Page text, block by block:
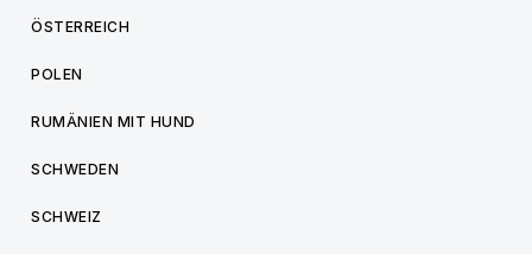
ÖSTERREICH
POLEN
RUMÄNIEN MIT HUND
SCHWEDEN
SCHWEIZ